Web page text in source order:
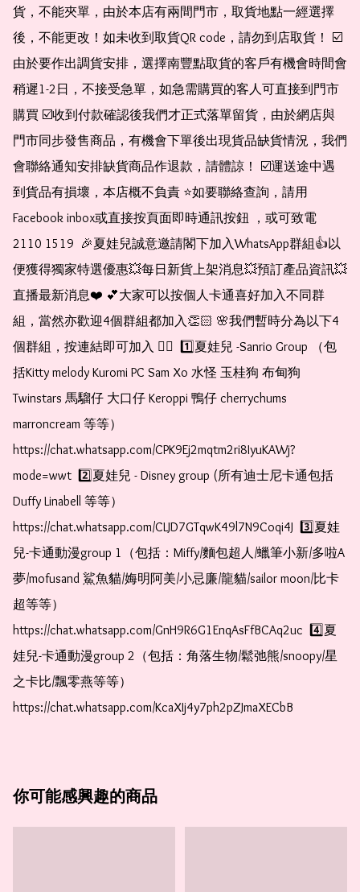
貨，不能夾單，由於本店有兩間門市，取貨地點一經選擇
後，不能更改！如未收到取貨QR code，請勿到店取貨！ ☑️
由於要作出調貨安排，選擇南豐點取貨的客戶有機會時間會
稍遲1-2日，不接受急單，如急需購買的客人可直接到門市
購買 ☑️收到付款確認後我們才正式落單留貨，由於網店與
門市同步發售商品，有機會下單後出現貨品缺貨情況，我們
會聯絡通知安排缺貨商品作退款，請體諒！ ☑️運送途中遇
到貨品有損壞，本店概不負責 ⭐️如要聯絡查詢，請用
Facebook inbox或直接按頁面即時通訊按鈕 ，或可致電
2110 1519  🎉夏娃兒誠意邀請閣下加入WhatsApp群組👍以
便獲得獨家特選優惠💥每日新貨上架消息💥預訂產品資訊💥
直播最新消息❤️ 💕大家可以按個人卡通喜好加入不同群
組，當然亦歡迎4個群組都加入👏🏻 🌸我們暫時分為以下4
個群組，按連結即可加入 👇🏻  1️⃣夏娃兒 -Sanrio Group （包
括Kitty melody Kuromi PC Sam Xo 水怪 玉桂狗 布甸狗
Twinstars 馬騮仔 大口仔 Keroppi 鴨仔 cherrychums
marroncream 等等）
https://chat.whatsapp.com/CPK9Ej2mqtm2ri8IyuKAWj?
mode=wwt  2️⃣夏娃兒 - Disney group (所有迪士尼卡通包括
Duffy Linabell 等等）
https://chat.whatsapp.com/CLJD7GTqwK49l7N9Coqi4J  3️⃣夏娃
兒-卡通動漫group 1（包括：Miffy/麵包超人/蠟筆小新/多啦A
夢/mofusand 鯊魚貓/娒明阿美/小忌廉/龍貓/sailor moon/比卡
超等等）
https://chat.whatsapp.com/GnH9R6G1EnqAsFfBCAq2uc  4️⃣夏
娃兒-卡通動漫group 2（包括：角落生物/鬆弛熊/snoopy/星
之卡比/飄零燕等等）
https://chat.whatsapp.com/KcaXIj4y7ph2pZJmaXECbB
你可能感興趣的商品